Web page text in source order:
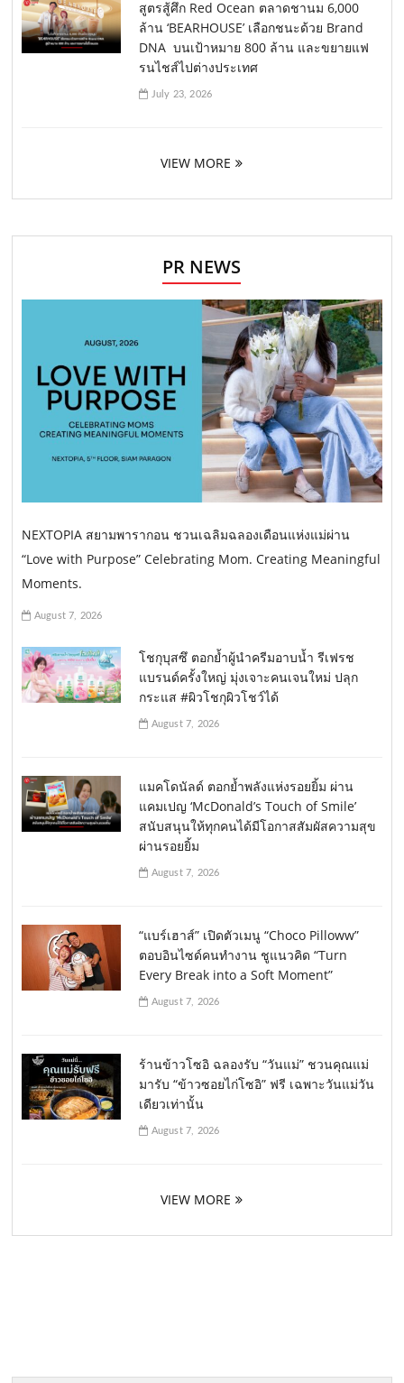
สูตรสู้ศึก Red Ocean ตลาดชานม 6,000
ล้าน ‘BEARHOUSE’ เลือกชนะด้วย Brand
DNA บนเป้าหมาย 800 ล้าน และขยายแฟ
รนไชส์ไปต่างประเทศ
July 23, 2026
VIEW MORE
PR NEWS
NEXTOPIA สยามพารากอน ชวนเฉลิมฉลองเดือนแห่งแม่ผ่าน
“Love with Purpose” Celebrating Mom. Creating Meaningful
Moments.
August 7, 2026
โชกุบุสซึ ตอกย้ำผู้นำครีมอาบน้ำ รีเฟรช
แบรนด์ครั้งใหญ่ มุ่งเจาะคนเจนใหม่ ปลุก
กระแส #ผิวโชกุผิวโชว์ได้
August 7, 2026
แมคโดนัลด์ ตอกย้ำพลังแห่งรอยยิ้ม ผ่าน
แคมเปญ ‘McDonald’s Touch of Smile’
สนับสนุนให้ทุกคนได้มีโอกาสสัมผัสความสุข
ผ่านรอยยิ้ม
August 7, 2026
“แบร์เฮาส์” เปิดตัวเมนู “Choco Pilloww”
ตอบอินไซด์คนทำงาน ชูแนวคิด “Turn
Every Break into a Soft Moment”
August 7, 2026
ร้านข้าวโซอิ ฉลองรับ “วันแม่” ชวนคุณแม่
มารับ “ข้าวซอยไก่โซอิ” ฟรี เฉพาะวันแม่วัน
เดียวเท่านั้น
August 7, 2026
VIEW MORE